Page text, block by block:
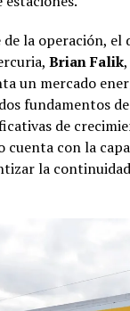
la operación,
Brian Falik
un mercado
fundamentos
de
cuenta con la
la